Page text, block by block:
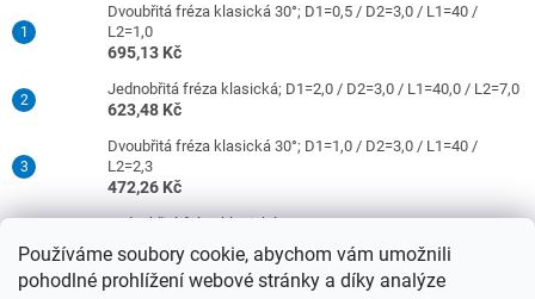
Používáme soubory cookie, abychom vám umožnili
pohodlné prohlížení webové stránky a díky analýze
Dvoubřitá fréza klasická 30°; D1=0,5 / D2=3,0 / L1=40 /
L2=1,0
695,13 Kč
Jednobřitá fréza klasická; D1=2,0 / D2=3,0 / L1=40,0 / L2=7,0
623,48 Kč
Dvoubřitá fréza klasická 30°; D1=1,0 / D2=3,0 / L1=40 /
L2=2,3
472,26 Kč
Jednobřitá fréza klasická; D1=0,5 / D2=3,0 / L1=40 / L2=1,5
421,26 Kč
Dvoubřitá fréza klasická 30°; D1=2,0 / D2=3,0 / L1=40 /